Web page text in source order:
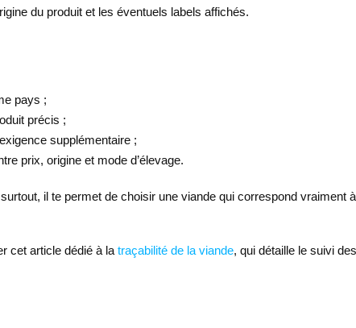
du produit et les éventuels labels affichés.
pays ;
précis ;
supplémentaire ;
prix, origine et mode d’élevage.
il te permet de choisir une viande qui correspond
cet article dédié à la traçabilité de la viande, qui détaille le suivi